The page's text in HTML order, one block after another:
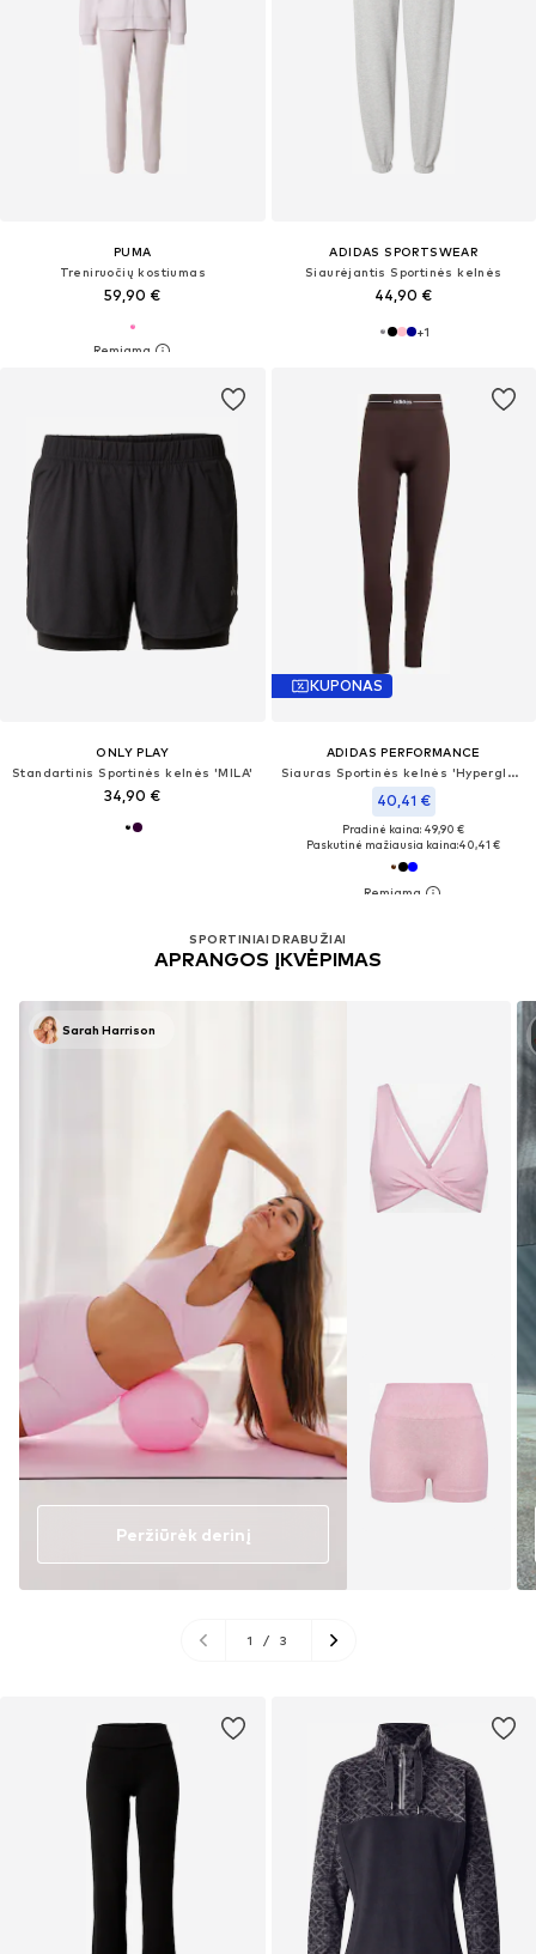
PUMA
Treniruočių kostiumas
59,90 €
ADIDAS SPORTSWEAR
Siaurėjantis Sportinės kelnės
44,90 €
+1
ONLY PLAY
Standartinis Sportinės kelnės 'MILA'
34,90 €
KUPONAS
ADIDAS PERFORMANCE
Siauras Sportinės kelnės 'Hyperglam'
40,41 €
Pradinė kaina: 49,90 €
Paskutinė mažiausia kaina:40,41 €
SPORTINIAI DRABUŽIAI
APRANGOS ĮKVĖPIMAS
Sarah Harrison
Peržiūrėk derinį
1 / 3